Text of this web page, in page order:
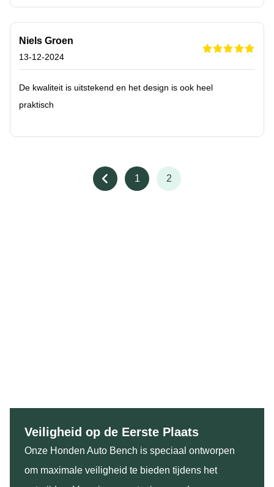
Niels Groen
13-12-2024
De kwaliteit is uitstekend en het design is ook heel
praktisch
1 2
Veiligheid op de Eerste Plaats
Onze Honden Auto Bench is speciaal ontworpen
om maximale veiligheid te bieden tijdens het